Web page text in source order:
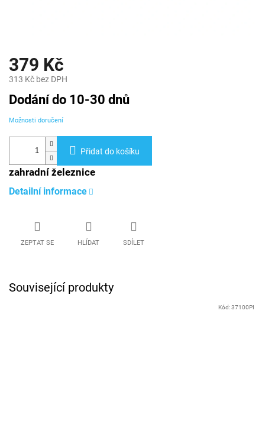
379 Kč
313 Kč bez DPH
Měrná
cena:
Dodání do 10-30 dnů
Možnosti doručení
Přidat do košíku
zahradní železnice
Detailní informace
ZEPTAT SE HLÍDAT SDÍLET
Související produkty
Kód:37100PI